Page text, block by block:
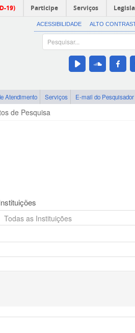
19) Participe Serviços
ACESSIBILIDADE ALTO
Atendimento Serviços E-mail do Pesquisador
de Pesquisa